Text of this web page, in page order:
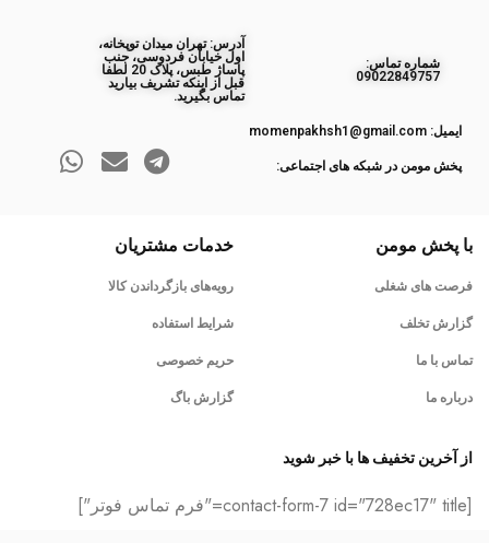
ﺷﻤﺎره ﺗﻤﺎس:
09022849757
آدرس: تهران میدان توپخانه،
اول خیابان فردوسی، جنب
پاساژ طبس، پلاک 20 لطفا
قبل از اینکه تشریف بیارید
تماس بگیرید.
ایمیل: momenpakhsh1@gmail.com
پخش مومن در شبکه های اجتماعی:
با پخش مومن
فرصت های شغلی
گزارش تخلف
تماس با ما
درباره ما
خدمات مشتریان
رویه‌های بازگرداندن کالا
شرایط استفاده
حریم خصوصی
گزارش باگ
از آخرین تخفیف ها با خبر شوید
[contact-form-7 id="728ec17" title="فرم تماس فوتر"]